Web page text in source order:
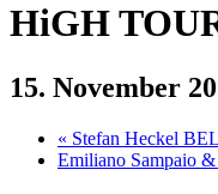
HiGH
15. November
« Stefan Heckel
Emiliano Sampaio